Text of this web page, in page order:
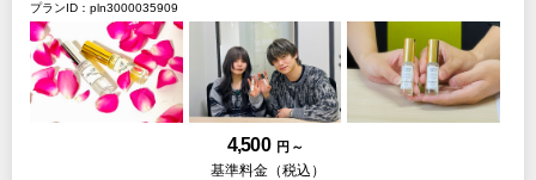
プランID：pln3000035909
4,500 円 ～
基準料金（税込）